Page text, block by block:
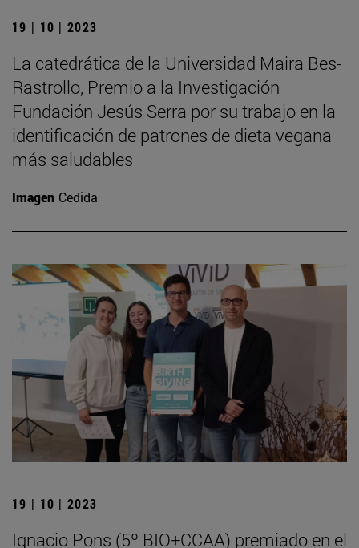
19 | 10 | 2023
La catedrática de la Universidad Maira Bes-
Rastrollo, Premio a la Investigación
Fundación Jesús Serra por su trabajo en la
identificación de patrones de dieta vegana
más saludables
Imagen Cedida
19 | 10 | 2023
Ignacio Pons (5º BIO+CCAA) premiado en el